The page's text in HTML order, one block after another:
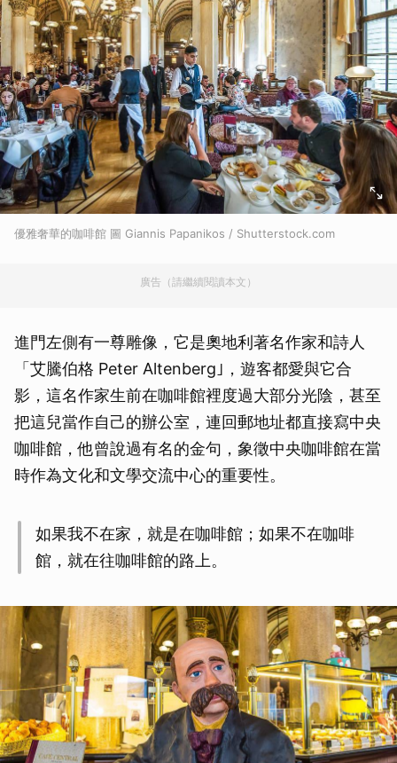
優雅奢華的咖啡館 圖 Giannis Papanikos / Shutterstock.com
廣告（請繼續閱讀本文）
進門左側有一尊雕像，它是奧地利著名作家和詩人
「艾騰伯格 Peter Altenberg｣，遊客都愛與它合
影，這名作家生前在咖啡館裡度過大部分光陰，甚至
把這兒當作自己的辦公室，連回郵地址都直接寫中央
咖啡館，他曾說過有名的金句，象徵中央咖啡館在當
時作為文化和文學交流中心的重要性。
如果我不在家，就是在咖啡館；如果不在咖啡
館，就在往咖啡館的路上。